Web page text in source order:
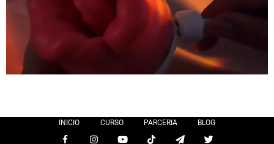
INICIO CURSO PARCERIA BLOG